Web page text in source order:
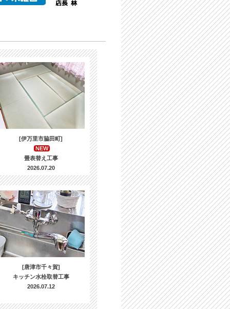
[伊万里市脇田町]
NEW
畳表替え工事
2026.07.20
[唐津市千々賀]
キッチン水栓取替工事
2026.07.12